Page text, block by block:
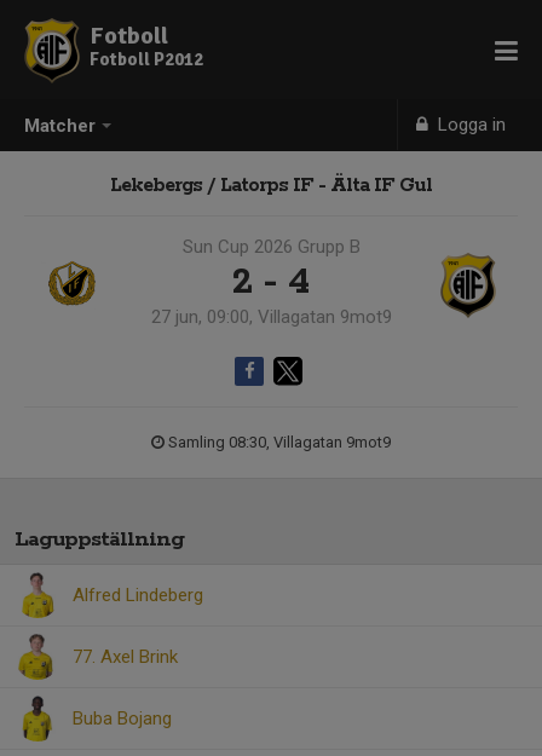
Matcher Logga in
Fotboll
Fotboll P2012
Lekebergs / Latorps IF - Älta IF Gul
Sun Cup 2026 Grupp B
2 - 4
27 jun, 09:00, Villagatan 9mot9
Samling 08:30, Villagatan 9mot9
Laguppställning
Alfred Lindeberg
77. Axel Brink
Buba Bojang